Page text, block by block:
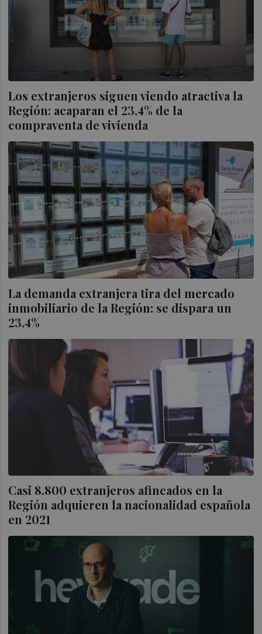
Los extranjeros siguen viendo atractiva la
Región: acaparan el 23,4% de la
compraventa de vivienda
La demanda extranjera tira del mercado
inmobiliario de la Región: se dispara un
23,4%
Casi 8.800 extranjeros afincados en la
Región adquieren la nacionalidad española
en 2021